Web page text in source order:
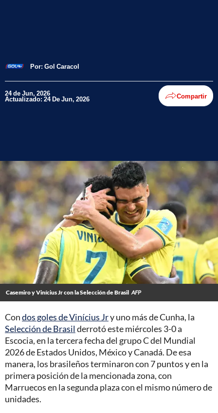
Por: Gol Caracol
24 de Jun, 2026
Actualizado: 24 De Jun, 2026 Compartir
Casemiro y Vinícius Jr con la Selección de Brasil AFP
Condos goles de Vinícius Jry uno más de Cunha, la
Selección de Brasilderrotó este miércoles 3-0 a
Escocia, en la tercera fecha del grupo C del Mundial
2026 de Estados Unidos, México y Canadá. De esa
manera, los brasileños terminaron con 7 puntos y en la
primera posición de la mencionada zona, con
Marruecos en la segunda plaza con el mismo número de
unidades.